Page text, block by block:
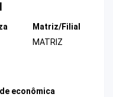
Matriz/Filial
MATRIZ
econômica